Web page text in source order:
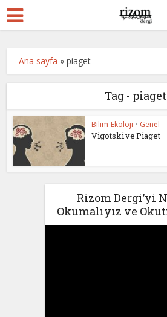
Ana sayfa »piaget
Tag - piaget
Bilim-Ekoloji • Genel
Vigotski ve Piaget
Rizom Dergi’yi
Okumalıyız ve